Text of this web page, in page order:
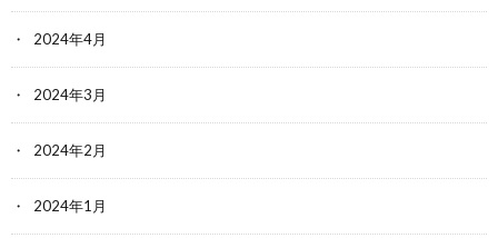
2024年4月
2024年3月
2024年2月
2024年1月